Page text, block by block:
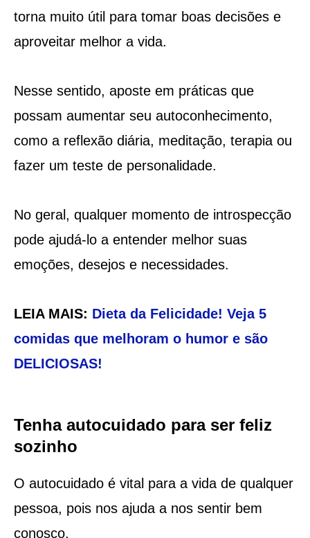
torna muito útil para tomar boas decisões e
aproveitar melhor a vida.
Nesse sentido, aposte em práticas que
possam aumentar seu autoconhecimento,
como a reflexão diária, meditação, terapia ou
fazer um teste de personalidade.
No geral, qualquer momento de introspecção
pode ajudá-lo a entender melhor suas
emoções, desejos e necessidades.
LEIA MAIS: Dieta da Felicidade! Veja 5
comidas que melhoram o humor e são
DELICIOSAS!
Tenha autocuidado para ser feliz
sozinho
O autocuidado é vital para a vida de qualquer
pessoa, pois nos ajuda a nos sentir bem
conosco.